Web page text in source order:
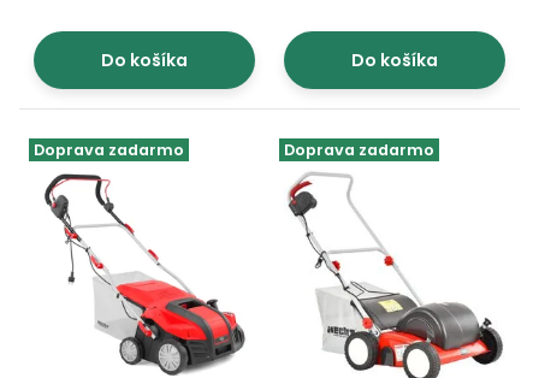
Do košíka Do košíka
Doprava zadarmo Doprava zadarmo